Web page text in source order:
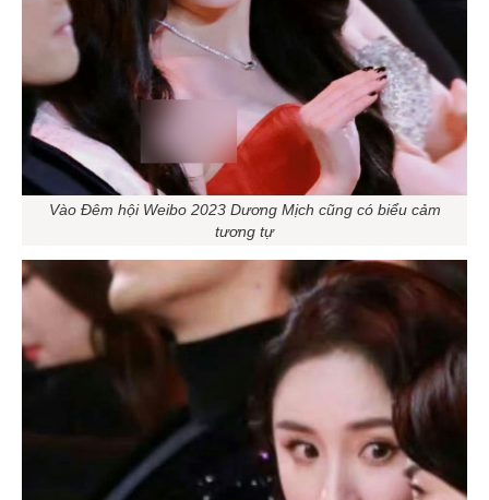
Vào Đêm hội Weibo 2023 Dương Mịch cũng có biểu cảm
tương tự